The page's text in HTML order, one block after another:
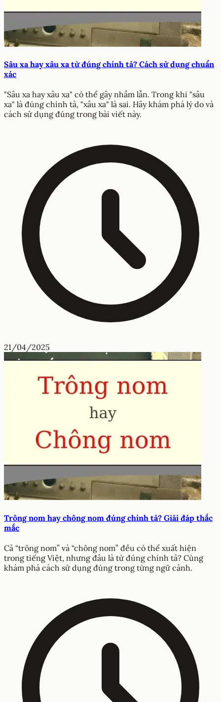
Sâu xa hay xâu xa từ đúng chính tả? Cách sử dụng chuẩn
xác
"Sâu xa hay xâu xa" có thể gây nhầm lẫn. Trong khi "sâu
xa" là đúng chính tả, "xâu xa" là sai. Hãy khám phá lý do và
cách sử dụng đúng trong bài viết này.
21/04/2025
Trông nom hay chông nom đúng chính tả? Giải đáp thắc
mắc
Cả “trông nom” và “chông nom” đều có thể xuất hiện
trong tiếng Việt, nhưng đâu là từ đúng chính tả? Cùng
khám phá cách sử dụng đúng trong từng ngữ cảnh.